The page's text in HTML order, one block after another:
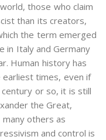
those who claim
than its creators,
the term emerged
in Italy and Germany
Human history has
earliest times, even if
or so, it is still
the Great,
many others as
and control is